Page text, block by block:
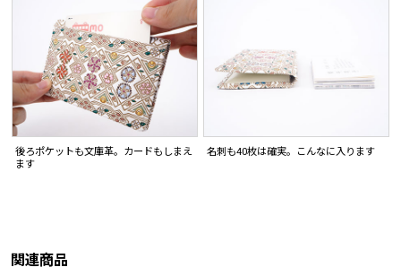
後ろポケットも文庫革。カードもしまえ
ます
名刺も40枚は確実。こんなに入ります
関連商品